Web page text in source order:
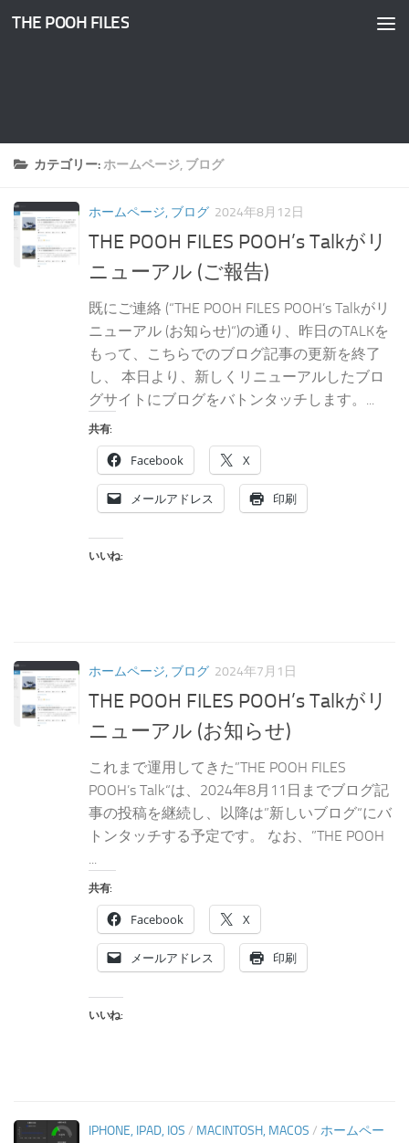
コンテンツへスキップ
THE POOH FILES
カテゴリー: ホームページ, ブログ
ホームページ, ブログ 2024年8月12日
THE POOH FILES POOH’s Talkがリ
ニューアル (ご報告)
既にご連絡 (“THE POOH FILES POOH’s Talkがリ
ニューアル (お知らせ)“)の通り、昨日のTALKを
もって、こちらでのブログ記事の更新を終了
し、 本日より、新しくリニューアルしたブロ
グサイトにブログをバトンタッチします。...
共有:
Facebook X
メールアドレス 印刷
いいね:
ホームページ, ブログ 2024年7月1日
THE POOH FILES POOH’s Talkがリ
ニューアル (お知らせ)
これまで運用してきた”THE POOH FILES
POOH’s Talk“は、2024年8月11日までブログ記
事の投稿を継続し、以降は”新しいブログ“にバ
トンタッチする予定です。 なお、”THE POOH
...
共有:
Facebook X
メールアドレス 印刷
いいね:
IPHONE, IPAD, IOS / MACINTOSH, MACOS / ホームペー